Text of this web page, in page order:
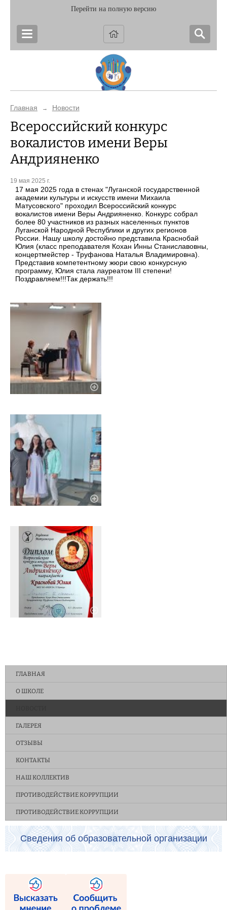
Перейти на полную версию
Главная → Новости
Всероссийский конкурс
вокалистов имени Веры
Андрияненко
19 мая 2025 г.
17 мая 2025 года в стенах "Луганской государственной
академии культуры и искусств имени Михаила
Матусовского" проходил Всероссийский конкурс
вокалистов имени Веры Андрияненко. Конкурс собрал
более 80 участников из разных населенных пунктов
Луганской Народной Республики и других регионов
России. Нашу школу достойно представила Краснобай
Юлия (класс преподавателя Кохан Инны Станиславовны,
концертмейстер - Труфанова Наталья Владимировна).
Представив компетентному жюри свою конкурсную
программу, Юлия стала лауреатом III степени!
Поздравляем!!!Так держать!!!
ГЛАВНАЯ
О ШКОЛЕ
ГАЛЕРЕЯ
ОТЗЫВЫ
КОНТАКТЫ
НАШ КОЛЛЕКТИВ
ПРОТИВОДЕЙСТВИЕ КОРРУПЦИИ
ПРОТИВОДЕЙСТВИЕ КОРРУПЦИИ
Сведения об образовательной организации